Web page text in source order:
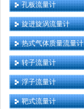
孔板流量计
旋进旋涡流量计
热式气体质量流量计
转子流量计
浮子流量计
靶式流量计